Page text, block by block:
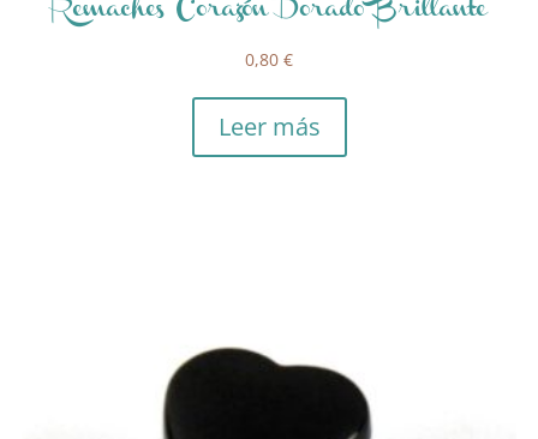
Remaches Corazón Dorado Brillante
0,80 €
Leer más